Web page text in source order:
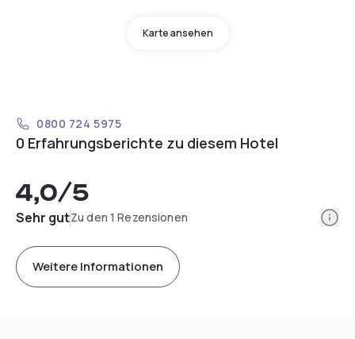
Karte ansehen
0800 724 5975
0 Erfahrungsberichte zu diesem Hotel
4,0/5
Sehr gutZu den 1 Rezensionen
Weitere Informationen